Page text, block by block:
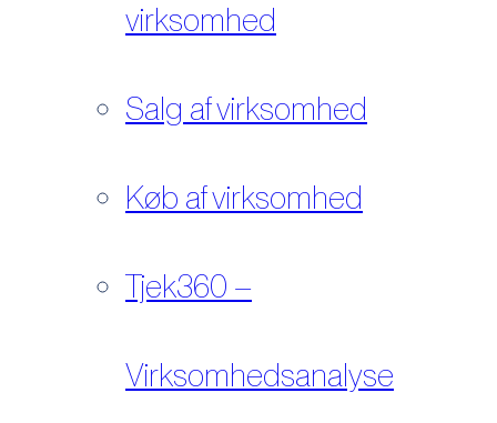
virksomhed
Salg af virksomhed
Køb af virksomhed
Tjek360 –
Virksomhedsanalyse